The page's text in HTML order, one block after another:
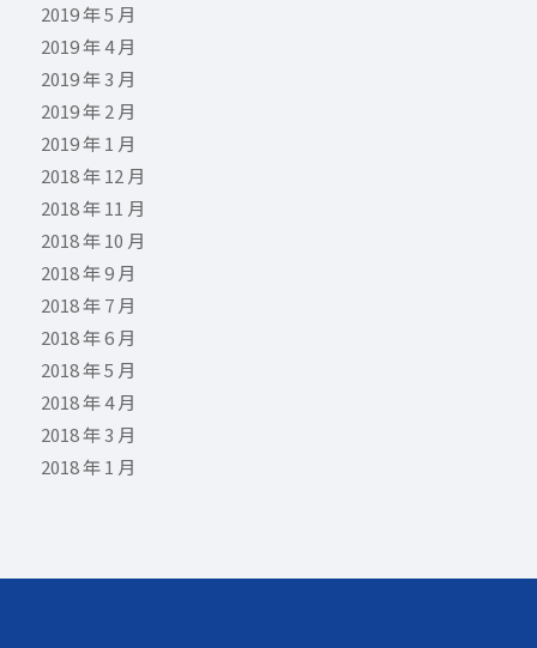
2019 年 5 月
2019 年 4 月
2019 年 3 月
2019 年 2 月
2019 年 1 月
2018 年 12 月
2018 年 11 月
2018 年 10 月
2018 年 9 月
2018 年 7 月
2018 年 6 月
2018 年 5 月
2018 年 4 月
2018 年 3 月
2018 年 1 月